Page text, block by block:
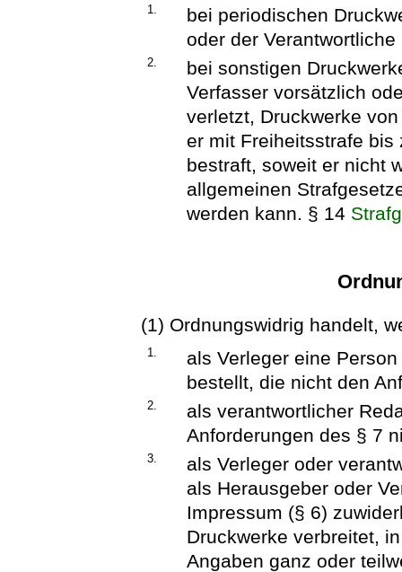
1.
bei periodischen
oder der
2.
bei sonstigen
Verfasser vorsätzlich
verletzt, Druckwerke
er mit Freiheitsstrafe
bestraft, soweit er nicht
allgemeinen
werden kann. § 14
(1) Ordnungswidrig handelt,
1.
als Verleger eine
bestellt, die nicht den
2.
als verantwortlicher
Anforderungen des § 7
3.
als Verleger oder
als Herausgeber oder
Impressum (§ 6)
Druckwerke verbreitet,
Angaben ganz oder